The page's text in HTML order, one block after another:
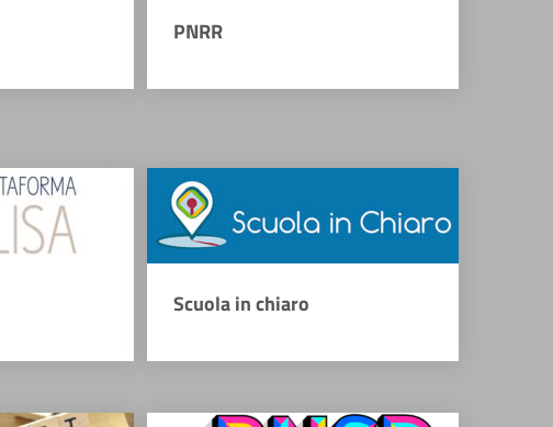
PNRR
Scuola in chiaro